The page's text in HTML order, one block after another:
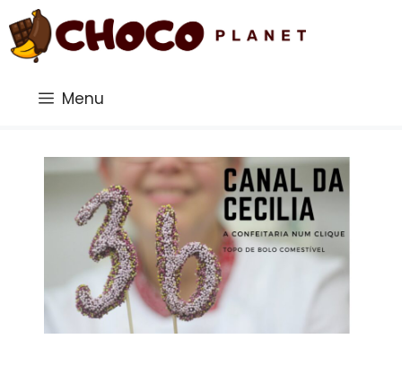
Saltar
al
contenido
Menu